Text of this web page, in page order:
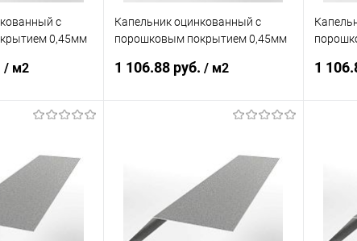
с
0,45мм
/ м2
Сравнение
Под заказ
Капельник оцинкованный с
порошковым покрытием 0,45мм
1 106.88 руб. / м2
Купить в 1 клик Сравнение
В избранное Под заказ
1
В